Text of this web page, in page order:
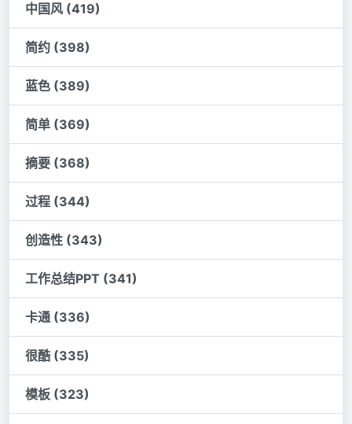
中国风 (419)
简约 (398)
蓝色 (389)
简单 (369)
摘要 (368)
过程 (344)
创造性 (343)
工作总结PPT (341)
卡通 (336)
很酷 (335)
模板 (323)